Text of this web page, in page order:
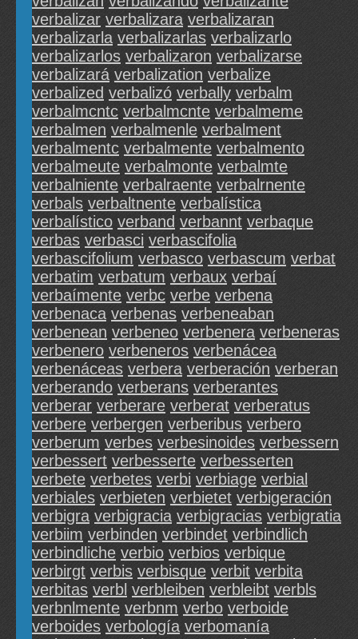
verbalizar verbalizara verbalizaran
verbalizarla verbalizarlas verbalizarlo
verbalizarlos verbalizaron verbalizarse
verbalizará verbalization verbalize
verbalized verbalizó verbally verbalm
verbalmcntc verbalmcnte verbalmeme
verbalmen verbalmenle verbalment
verbalmentc verbalmente verbalmento
verbalmeute verbalmonte verbalmte
verbalniente verbalraente verbalrnente
verbals verbaltnente verbalística
verbalístico verband verbannt verbaque
verbas verbasci verbascifolia
verbascifolium verbasco verbascum verbat
verbatim verbatum verbaux verbaí
verbaímente verbc verbe verbena
verbenaca verbenas verbeneaban
verbenean verbeneo verbenera verbeneras
verbenero verbeneros verbenácea
verbenáceas verbera verberación verberan
verberando verberans verberantes
verberar verberare verberat verberatus
verbere verbergen verberibus verbero
verberum verbes verbesinoides verbessern
verbessert verbesserte verbesserten
verbete verbetes verbi verbiage verbial
verbiales verbieten verbietet verbigeración
verbigra verbigracia verbigracias verbigratia
verbiim verbinden verbindet verbindlich
verbindliche verbio verbios verbique
verbirgt verbis verbisque verbit verbita
verbitas verbl verbleiben verbleibt verbls
verbnlmente verbnm verbo verboide
verboides verbología verbomanía